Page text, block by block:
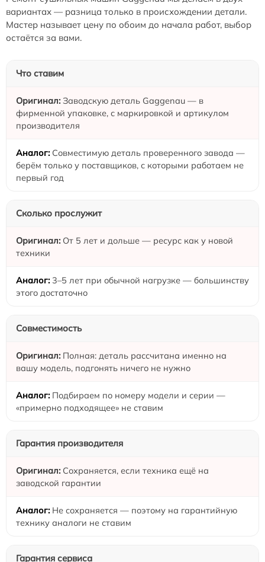
вариантах — разница только в происхождении детали.
Мастер называет цену по обоим до начала работ, выбор
остаётся за вами.
Что ставим
Заводскую деталь Gaggenau — в
фирменной упаковке, с маркировкой и артикулом
производителя
Совместимую деталь проверенного завода —
берём только у поставщиков, с которыми работаем не
первый год
Сколько прослужит
От 5 лет и дольше — ресурс как у новой
техники
3–5 лет при обычной нагрузке — большинству
этого достаточно
Совместимость
Полная: деталь рассчитана именно на
вашу модель, подгонять ничего не нужно
Подбираем по номеру модели и серии —
«примерно подходящее» не ставим
Гарантия производителя
Сохраняется, если техника ещё на
заводской гарантии
Не сохраняется — поэтому на гарантийную
технику аналоги не ставим
Гарантия сервиса